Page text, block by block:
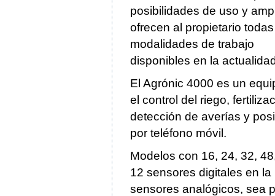
posibilidades de uso y
ofrecen al propietario
modalidades de trabajo
disponibles en la
El Agrónic 4000 es un
el control del riego,
detección de averías y
por teléfono móvil.
Modelos con 16, 24, 32,
12 sensores digitales en
sensores analógicos, sea